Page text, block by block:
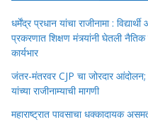
धर्मेंद्र प्रधान यांचा राजीनामा :
प्रकरणात शिक्षण मंत्र्यांनी घेतली नैतिक
कार्यभार
जंतर-मंतरवर CJP चा जोरदार आंदोलन;
यांच्या राजीनाम्याची मागणी
महाराष्ट्रात पावसाचा धक्कादायक